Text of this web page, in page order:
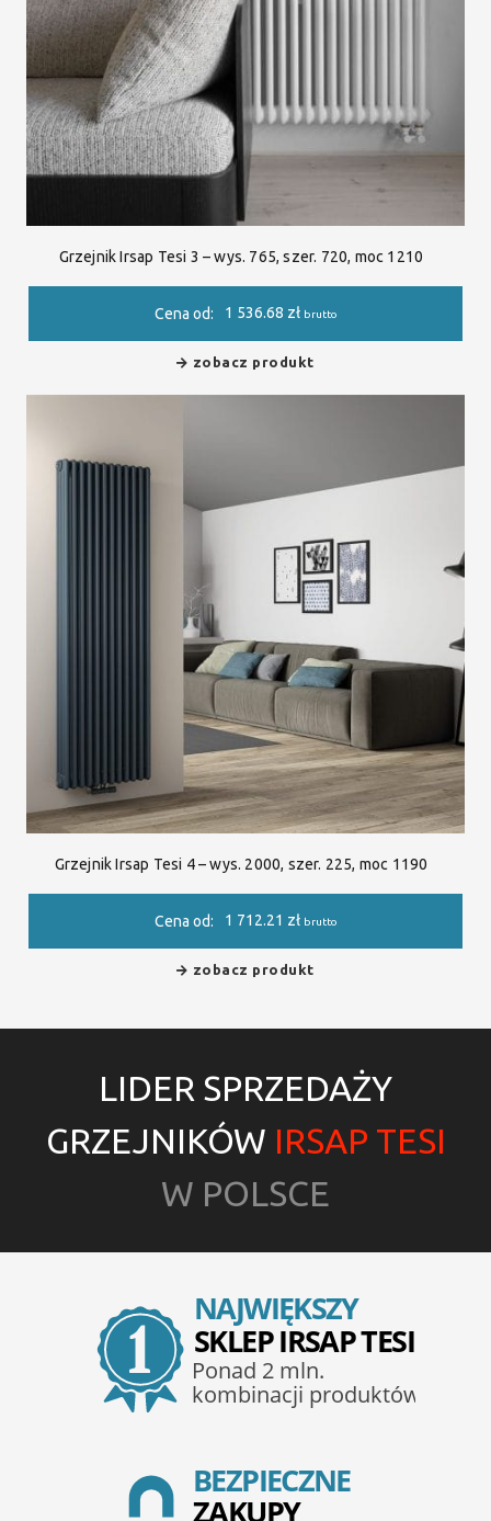
Grzejnik Irsap Tesi 3 – wys. 765, szer. 720, moc 1210
Cena od: 1 536.68 zł brutto
zobacz produkt
Grzejnik Irsap Tesi 4 – wys. 2000, szer. 225, moc 1190
Cena od: 1 712.21 zł brutto
zobacz produkt
LIDER SPRZEDAŻY
GRZEJNIKÓW IRSAP TESI
W POLSCE